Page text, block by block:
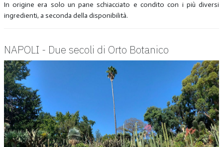
In origine era solo un pane schiacciato e condito con i più diversi
ingredienti, a seconda della disponibilità.
NAPOLI - Due secoli di Orto Botanico